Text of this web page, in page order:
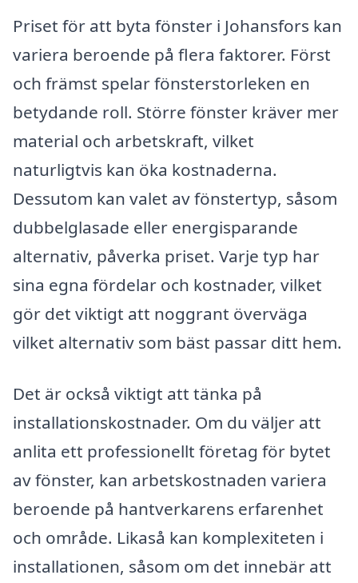
Priset för att byta fönster i Johansfors kan
variera beroende på flera faktorer. Först
och främst spelar fönsterstorleken en
betydande roll. Större fönster kräver mer
material och arbetskraft, vilket
naturligtvis kan öka kostnaderna.
Dessutom kan valet av fönstertyp, såsom
dubbelglasade eller energisparande
alternativ, påverka priset. Varje typ har
sina egna fördelar och kostnader, vilket
gör det viktigt att noggrant överväga
vilket alternativ som bäst passar ditt hem.
Det är också viktigt att tänka på
installationskostnader. Om du väljer att
anlita ett professionellt företag för bytet
av fönster, kan arbetskostnaden variera
beroende på hantverkarens erfarenhet
och område. Likaså kan komplexiteten i
installationen, såsom om det innebär att